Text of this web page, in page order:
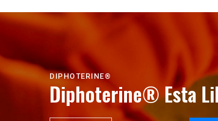
DIPHOTERINE®
Diphoterine®Esta